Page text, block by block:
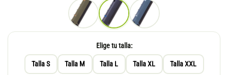
Elige tu talla:
Talla S Talla M Talla L Talla XL Talla XXL